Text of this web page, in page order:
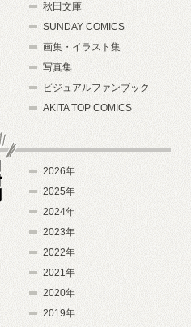
秋田文庫
SUNDAY COMICS
画集・イラスト集
写真集
ビジュアルファンブック
AKITA TOP COMICS
2026年
2025年
2024年
2023年
2022年
2021年
2020年
2019年